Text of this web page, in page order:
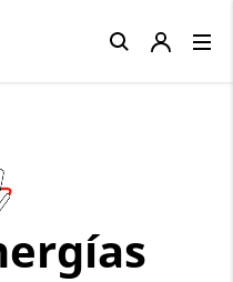
Close